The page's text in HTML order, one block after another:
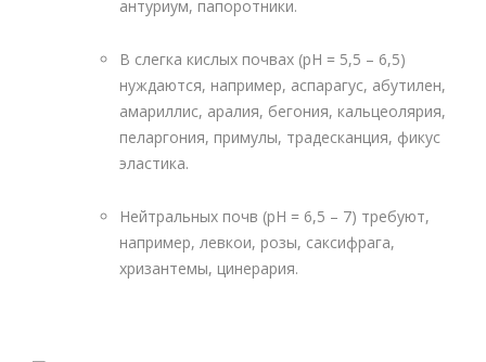
антуриум, папоротники.
В слегка кислых почвах (рН = 5,5 – 6,5)
нуждаются, например, аспарагус, абутилен,
амариллис, аралия, бегония, кальцеолярия,
пеларгония, примулы, традесканция, фикус
эластика.
Нейтральных почв (рН = 6,5 – 7) требуют,
например, левкои, розы, саксифрага,
хризантемы, цинерария.